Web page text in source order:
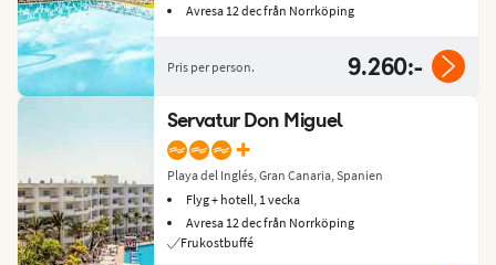
Avresa 12 dec från Norrköping
Pris per person. 9.260:-
Servatur Don Miguel
+
Playa del Inglés, Gran Canaria, Spanien
Flyg + hotell, 1 vecka
Avresa 12 dec från Norrköping
Frukostbuffé